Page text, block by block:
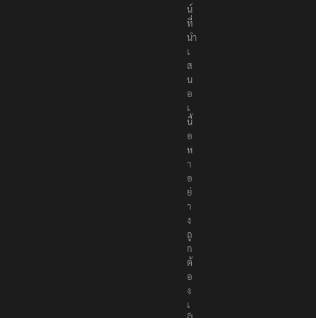
น์
ที่
นำ
เ
ส
น
อ
เ
นื้
อ
ห
า
อ
ย่
า
ง
ถู
ก
ต้
อ
ง
เ